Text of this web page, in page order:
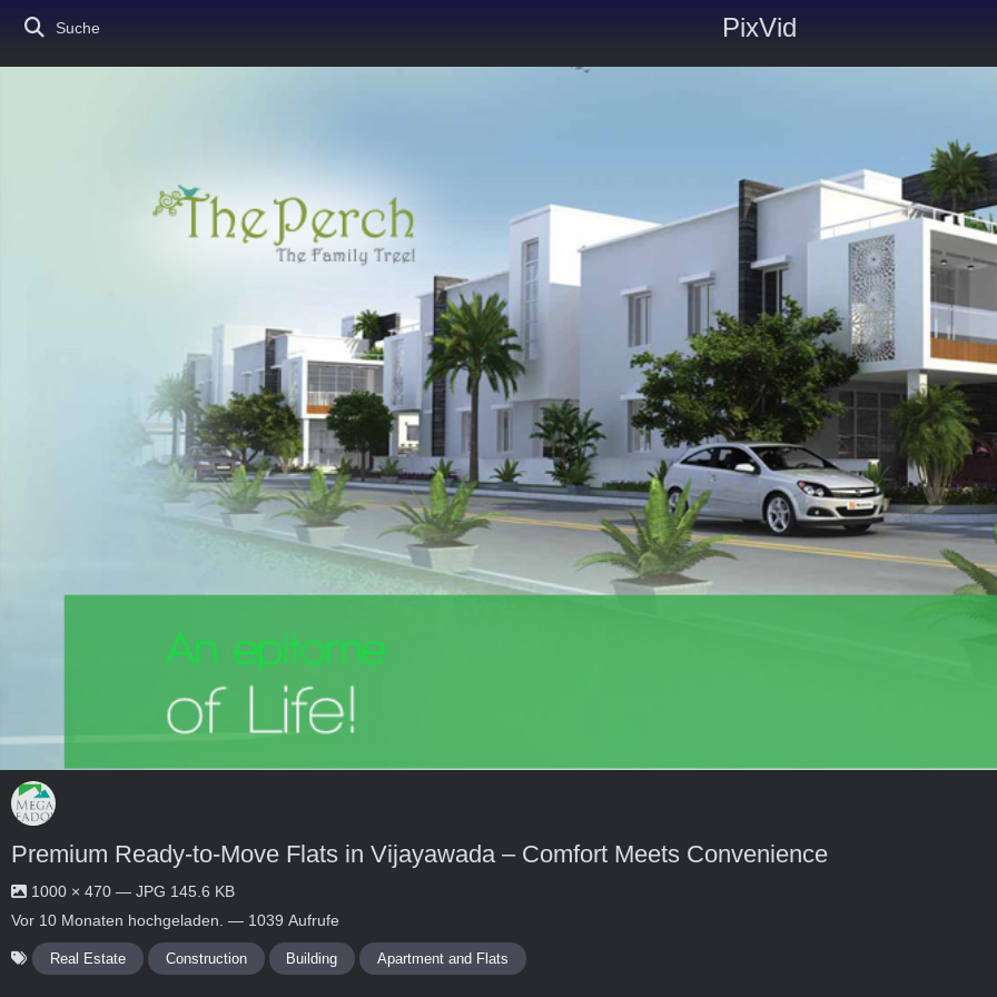
PixVid
Suche
Premium Ready-to-Move Flats in Vijayawada – Comfort Meets Convenience
1000 × 470 — JPG 145.6 KB
Vor 10 Monaten hochgeladen. — 1039 Aufrufe
Real Estate Construction Building Apartment and Flats